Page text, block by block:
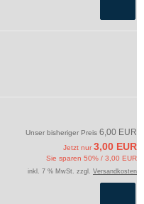
Unser bisheriger Preis 6,00 EUR
Jetzt nur 3,00 EUR
Sie sparen 50% / 3,00 EUR
inkl. 7 % MwSt. zzgl. Versandkosten